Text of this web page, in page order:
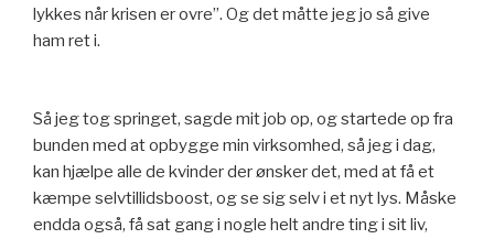
lykkes når krisen er ovre”. Og det måtte jeg jo så give
ham ret i.
Så jeg tog springet, sagde mit job op, og startede op fra
bunden med at opbygge min virksomhed, så jeg i dag,
kan hjælpe alle de kvinder der ønsker det, med at få et
kæmpe selvtillidsboost, og se sig selv i et nyt lys. Måske
endda også, få sat gang i nogle helt andre ting i sit liv,